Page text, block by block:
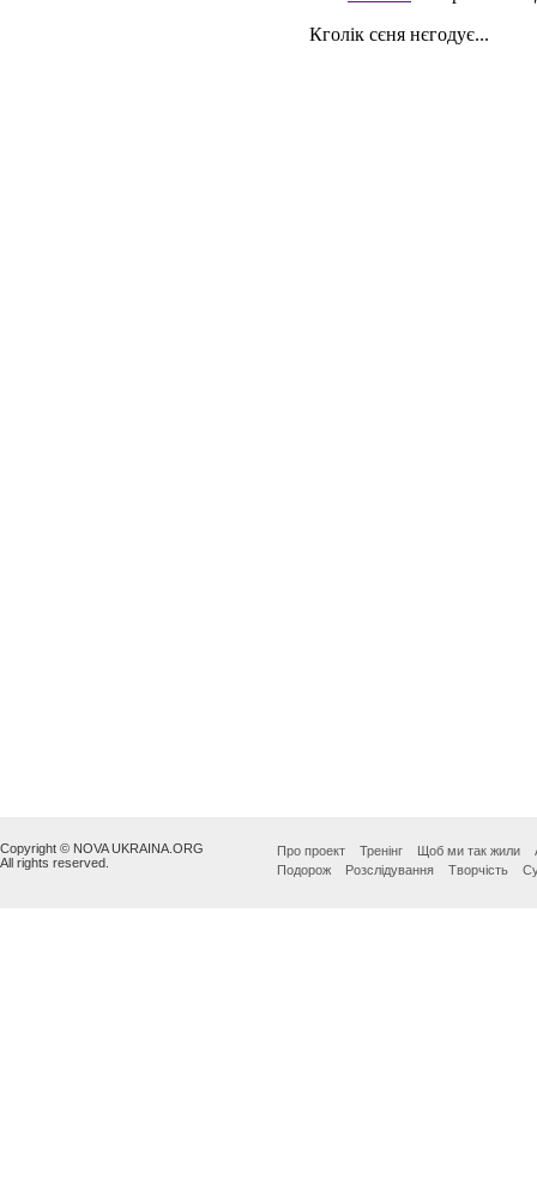
Copyright © NOVA UKRAINA.ORG
All rights reserved.
Про проект Тренінг Щоб ми так жили
Подорож
Розслідування Творчість